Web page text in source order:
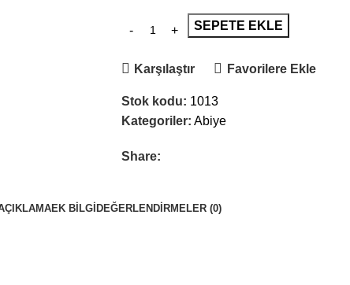
SEPETE EKLE
Karşılaştır Favorilere Ekle
Stok kodu: 1013
Kategoriler: Abiye
Share:
EK BILGI DEĞERLENDIRMELER (0)